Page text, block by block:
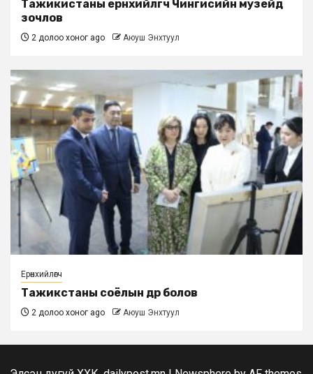
Тажикистаны ерөнхийлөгч Чингисийн музейд
зочлов
2 долоо хоног ago Аюуш Энхтуул
Ерөнхийлөгч
Тажикстаны соёлын өдөр болов
2 долоо хоног ago Аюуш Энхтуул